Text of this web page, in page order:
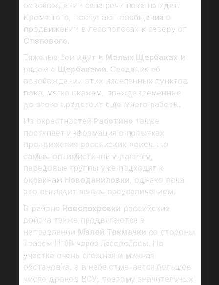
освобождении села речи пока не идет.
Кроме того, поступают сообщения о
продвижении в лесополосах к северу от
Степового.
Тяжелые бои идут в Малых Щербаках и
рядом с Щербаками. Сведения об
освобождении этих населенных пунктов
пока, мягко скажем, преждевременные —
до этого предстоит еще много работы.
Из окрестностей Работино также
поступает информация о попытках
продвижения российских войск. По
самым оптимистичным данным,
передовые группы уже подходят к
окраинам Новоданиловки, однако пока
это выглядит явным преувеличением.
В районе Новопокровки российские
войска также продвигаются в
направлении Малой Токмачки со стороны
трассы Н-08 через лесополосы. На
участке очень сложная и минная
обстановка, а в небе отмечается большое
число дронов ВСУ, поэтому значительных